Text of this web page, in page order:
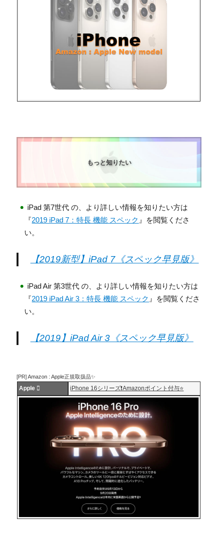
もっと知りたい
iPad 第7世代 の、より詳しい情報を知りたい方は
『2019 iPad 7：特長 機能 スペック 』を閲覧くださ
い。
【2019新型】iPad 7《スペック早見版》
iPad Air 第3世代 の、より詳しい情報を知りたい方は
『2019 iPad Air 3：特長 機能 スペック 』を閲覧くださ
い。
【2019】iPad Air 3《スペック早見版》
[PR] Amazon : Apple正規取扱品✨
Apple  iPhone 16シリーズ❗️Amazonポイント付与⭐️